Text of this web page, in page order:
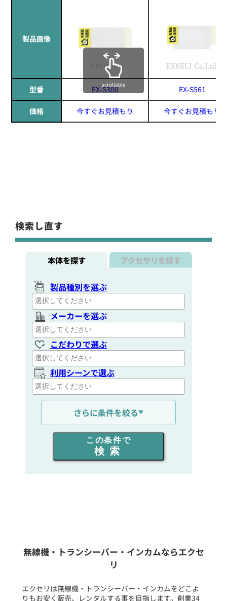
製品画像
型番 EX-S300 EX-S561
価格 今すぐお見積もり 今すぐお見積もり
scrollable
検索し直す
本体を探す アクセサリを探す
製品種別を選ぶ
メーカーを選ぶ
こだわりで選ぶ
利用シーンで選ぶ
通信距離を選ぶ
出力を選ぶ
同時通話人数を選ぶ
フリーワード入力(製品名等)
さらに条件を絞る
この条件で
検索
無線機・トランシーバー・インカムならエクセ
リ
エクセリは無線機・トランシーバー・インカムをどこよ
りもお安く販売、レンタルする事を目指します。創業34